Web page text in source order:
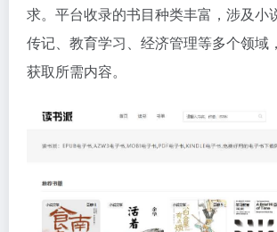
求。平台收录的书目种类丰富，涉及小
传记、教育学习、经济管理等多个领域
获取所需内容。